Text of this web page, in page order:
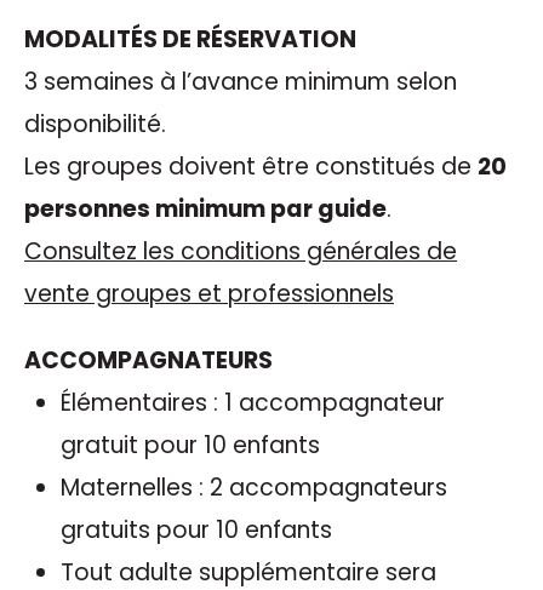
MODALITÉS DE RÉSERVATION
3 semaines à l’avance minimum selon
disponibilité.
Les groupes doivent être constitués de 20
personnes minimum par guide.
Consultez les conditions générales de
vente groupes et professionnels
ACCOMPAGNATEURS
Élémentaires : 1 accompagnateur
gratuit pour 10 enfants
Maternelles : 2 accompagnateurs
gratuits pour 10 enfants
Tout adulte supplémentaire sera